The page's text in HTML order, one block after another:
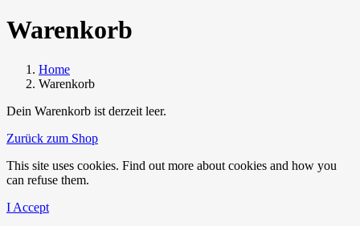
Warenkorb
Home
Warenkorb
Dein Warenkorb ist derzeit leer.
Zurück zum Shop
This site uses cookies. Find out more about cookies and how you
can refuse them.
I Accept